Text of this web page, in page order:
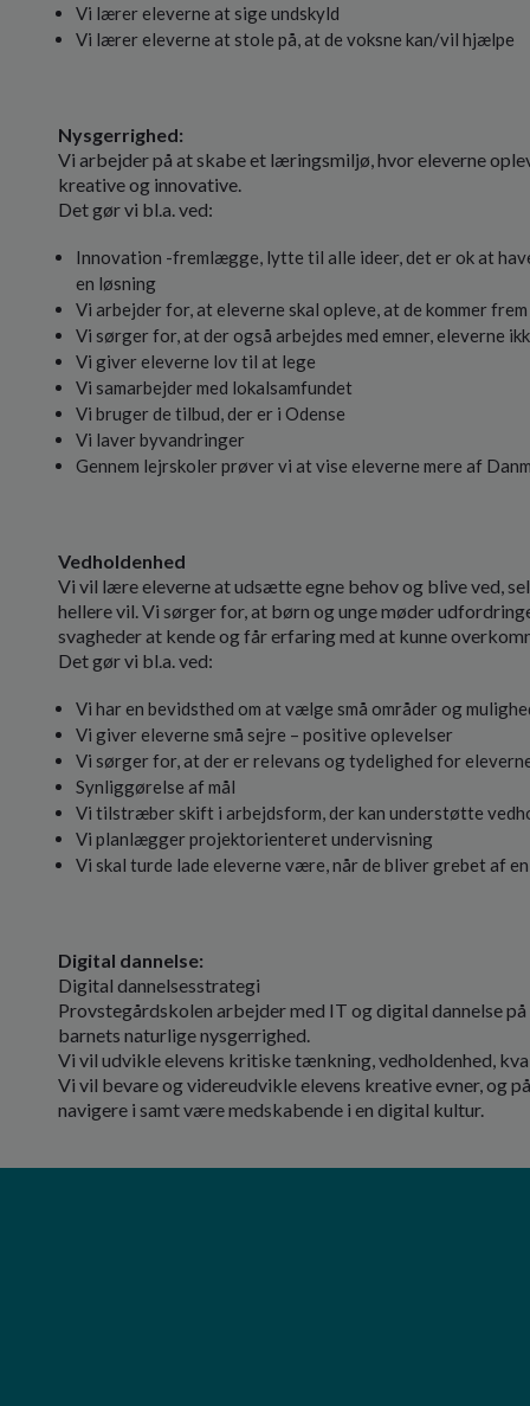
Vi lærer eleverne at sige undskyld
Vi lærer eleverne at stole på, at de voksne kan/vil hjælpe
Nysgerrighed:
Vi arbejder på at skabe et læringsmiljø, hvor eleverne
kreative og innovative.
Det gør vi bl.a. ved:
Innovation -fremlægge, lytte til alle ideer, det er ok at
en løsning
Vi arbejder for, at eleverne skal opleve, at de kommer
Vi sørger for, at der også arbejdes med emner, eleverne
Vi giver eleverne lov til at lege
Vi samarbejder med lokalsamfundet
Vi bruger de tilbud, der er i Odense
Vi laver byvandringer
Gennem lejrskoler prøver vi at vise eleverne mere af
Vedholdenhed
Vi vil lære eleverne at udsætte egne behov og blive ved,
hellere vil. Vi sørger for, at børn og unge møder
svagheder at kende og får erfaring med at kunne
Det gør vi bl.a. ved:
Vi har en bevidsthed om at vælge små områder og
Vi giver eleverne små sejre – positive oplevelser
Vi sørger for, at der er relevans og tydelighed for
Synliggørelse af mål
Vi tilstræber skift i arbejdsform, der kan understøtte
Vi planlægger projektorienteret undervisning
Vi skal turde lade eleverne være, når de bliver grebet af
Digital dannelse:
Digital dannelsesstrategi
Provstegårdskolen arbejder med IT og digital dannelse
barnets naturlige nysgerrighed.
Vi vil udvikle elevens kritiske tænkning, vedholdenhed,
Vi vil bevare og videreudvikle elevens kreative evner, og
navigere i samt være medskabende i en digital kultur.